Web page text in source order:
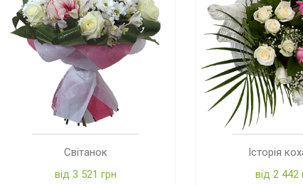
Світанок
від 3 521 грн
Історія
від 2 442